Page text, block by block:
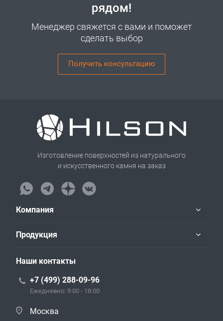
рядом!
Менеджер свяжется с вами и поможет
сделать выбор
Получить консультацию
Изготовление поверхностей из натурального
и искусственного камня на заказ
Компания
Продукция
Наши контакты
+7 (499) 288-09-96
Ежедневно: 9:00 - 18:00
Москва